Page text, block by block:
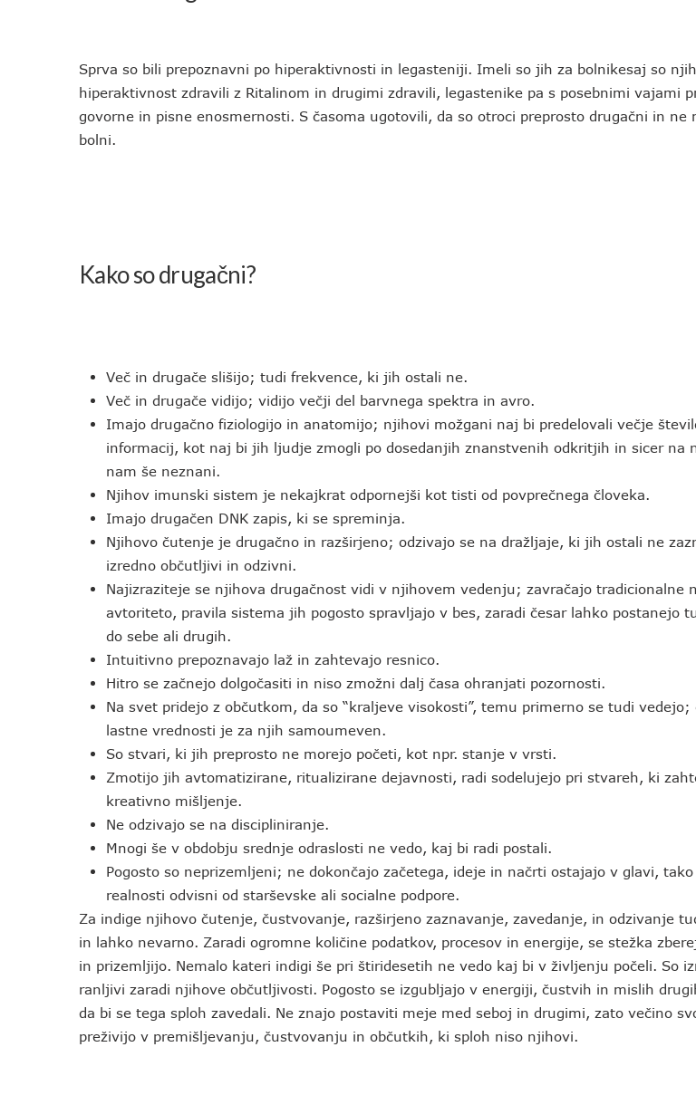
Sprva so bili prepoznavni po hiperaktivnosti in legasteniji. Imeli so jih za bolnikesaj so
hiperaktivnost zdravili z Ritalinom in drugimi zdravili, legastenike pa s posebnimi vajami
govorne in pisne enosmernosti. S časoma ugotovili, da so otroci preprosto drugačni in ne
bolni.
Kako so drugačni?
Več in drugače slišijo; tudi frekvence, ki jih ostali ne.
Več in drugače vidijo; vidijo večji del barvnega spektra in avro.
Imajo drugačno fiziologijo in anatomijo; njihovi možgani naj bi predelovali večje
informacij, kot naj bi jih ljudje zmogli po dosedanjih znanstvenih odkritjih in sicer na
nam še neznani.
Njihov imunski sistem je nekajkrat odpornejši kot tisti od povprečnega človeka.
Imajo drugačen DNK zapis, ki se spreminja.
Njihovo čutenje je drugačno in razširjeno; odzivajo se na dražljaje, ki jih ostali ne
izredno občutljivi in odzivni.
Najizraziteje se njihova drugačnost vidi v njihovem vedenju; zavračajo tradicionalne
avtoriteto, pravila sistema jih pogosto spravljajo v bes, zaradi česar lahko postanejo
do sebe ali drugih.
Intuitivno prepoznavajo laž in zahtevajo resnico.
Hitro se začnejo dolgočasiti in niso zmožni dalj časa ohranjati pozornosti.
Na svet pridejo z občutkom, da so “kraljeve visokosti”, temu primerno se tudi vedejo;
lastne vrednosti je za njih samoumeven.
So stvari, ki jih preprosto ne morejo početi, kot npr. stanje v vrsti.
Zmotijo jih avtomatizirane, ritualizirane dejavnosti, radi sodelujejo pri stvareh, ki
kreativno mišljenje.
Ne odzivajo se na discipliniranje.
Mnogi še v obdobju srednje odraslosti ne vedo, kaj bi radi postali.
Pogosto so neprizemljeni; ne dokončajo začetega, ideje in načrti ostajajo v glavi,
realnosti odvisni od starševske ali socialne podpore.
Za indige njihovo čutenje, čustvovanje, razširjeno zaznavanje, zavedanje, in odzivanje
in lahko nevarno. Zaradi ogromne količine podatkov, procesov in energije, se stežka
in prizemljijo. Nemalo kateri indigi še pri štiridesetih ne vedo kaj bi v življenju počeli. So
ranljivi zaradi njihove občutljivosti. Pogosto se izgubljajo v energiji, čustvih in mislih
da bi se tega sploh zavedali. Ne znajo postaviti meje med seboj in drugimi, zato večino
preživijo v premišljevanju, čustvovanju in občutkih, ki sploh niso njihovi.